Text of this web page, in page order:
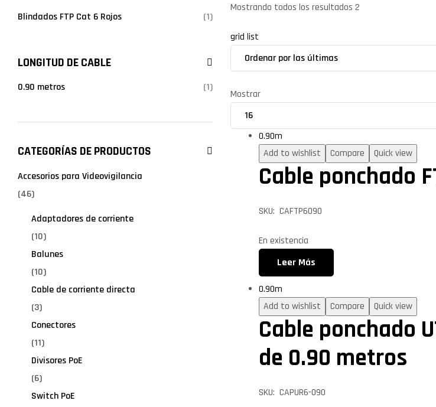
Mostrando todos los resultados 2
grid list
Mostrar
0.90m
Add to wishlist
Compare Quick view
Cable ponchado
SKU: CAFTP6090
Availability:
En existencia
Leer Más
0.90m
Add to wishlist
Compare Quick view
Cable ponchado
de 0.90 metros
SKU: CAPUR6-090
Blindados FTP Cat 6 Rojos (1)
LONGITUD DE CABLE
0.90 metros (1)
CATEGORÍAS DE PRODUCTOS
Accesorios para Videovigilancia
(46)
Adaptadores de corriente
(10)
Balunes
(10)
Cable de corriente directa
(3)
Conectores
(11)
Divisores PoE
(6)
Switch PoE